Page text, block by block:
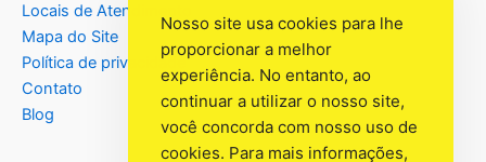
Locais de Atendimento
Mapa do Site
Política de privacidade
Contato
Blog
Nosso site usa cookies para lhe
proporcionar a melhor
experiência. No entanto, ao
continuar a utilizar o nosso site,
você concorda com nosso uso de
cookies. Para mais informações,